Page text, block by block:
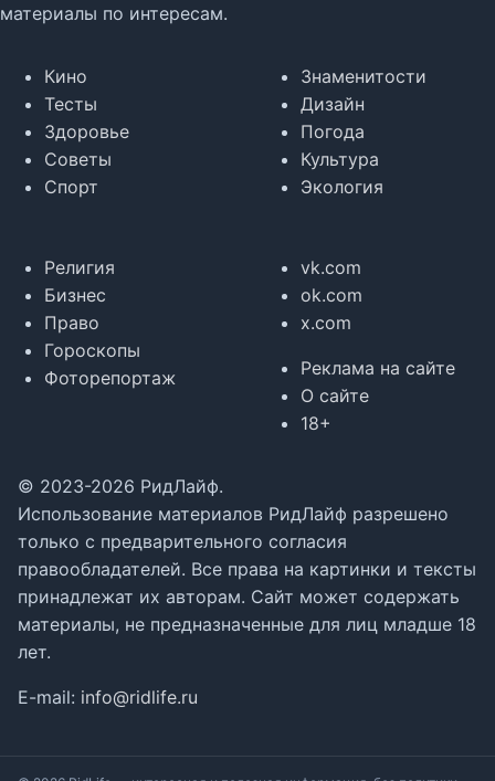
материалы по интересам.
Кино
Тесты
Здоровье
Советы
Спорт
Знаменитости
Дизайн
Погода
Культура
Экология
Религия
Бизнес
Право
Гороскопы
Фоторепортаж
vk.com
ok.com
x.com
Реклама на сайте
О сайте
18+
© 2023-2026 РидЛайф.
Использование материалов РидЛайф разрешено
только с предварительного согласия
правообладателей. Все права на картинки и тексты
принадлежат их авторам. Сайт может содержать
материалы, не предназначенные для лиц младше 18
лет.
E-mail: info@ridlife.ru